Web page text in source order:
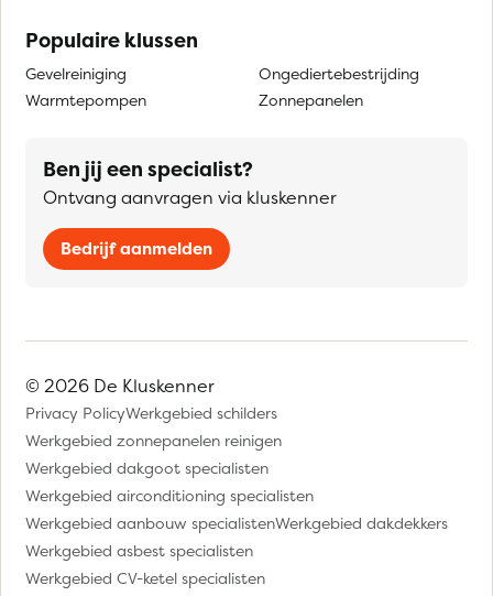
Populaire klussen
Gevelreiniging
Warmtepompen
Ongediertebestrijding
Zonnepanelen
Ben jij een specialist?
Ontvang aanvragen via kluskenner
Bedrijf aanmelden
© 2026 De Kluskenner
Privacy PolicyWerkgebied schilders
Werkgebied zonnepanelen reinigen
Werkgebied dakgoot specialisten
Werkgebied airconditioning specialisten
Werkgebied aanbouw specialistenWerkgebied dakdekkers
Werkgebied asbest specialisten
Werkgebied CV-ketel specialisten